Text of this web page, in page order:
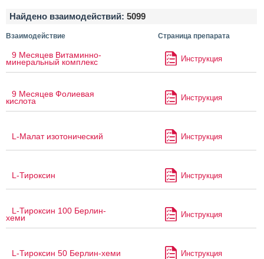
Найдено взаимодействий: 5099
Взаимодействие Страница препарата
9 Месяцев Витаминно-
минеральный комплекс Инструкция
9 Месяцев Фолиевая
кислота Инструкция
L-Малат изотонический Инструкция
L-Тироксин Инструкция
L-Тироксин 100 Берлин-
хеми Инструкция
L-Тироксин 50 Берлин-хеми Инструкция